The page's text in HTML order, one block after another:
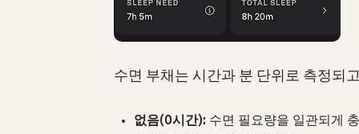
수면 부채는 시간과 분 단위로 측정되
없음(0시간): 수면 필요량을 일관되게